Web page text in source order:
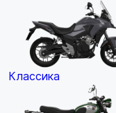
Классика